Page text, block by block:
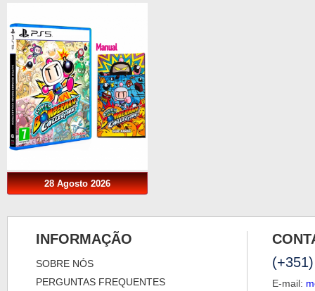
28 Agosto 2026
INFORMAÇÃO
SOBRE NÓS
PERGUNTAS FREQUENTES
E-mail: